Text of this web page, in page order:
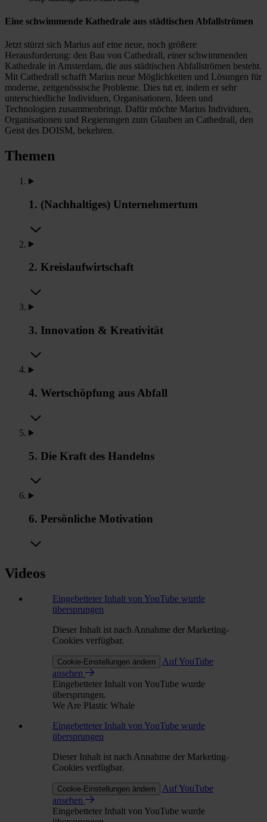
Eine schwimmende Kathedrale aus städtischen Abfallströmen
Jetzt stürzt sich Marius auf eine neue, noch größere
Herausforderung: den Bau von Cathedrall, einer schwimmenden
Kathedrale in Amsterdam, die aus städtischen Abfallströmen besteht.
Mit Cathedrall schafft Marius neue Möglichkeiten und Lösungen für
moderne, zeitgenössische Probleme. Dies tut er, indem er sehr
unterschiedliche Individuen, Organisationen, Ideen und
Technologien zusammenbringt. Dafür möchte Marius Individuen,
Organisationen und Regierungen zum Glauben an Cathedrall, den
Geist des DOISM, bekehren.
Themen
1. (Nachhaltiges) Unternehmertum
2. Kreislaufwirtschaft
3. Innovation & Kreativität
4. Wertschöpfung aus Abfall
5. Die Kraft des Handelns
6. Persönliche Motivation
Videos
Eingebetteter Inhalt von YouTube wurde
übersprungen
Dieser Inhalt ist nach Annahme der Marketing-
Cookies verfügbar.
Cookie-Einstellungen ändern
Auf YouTube
ansehen
Eingebetteter Inhalt von YouTube wurde
übersprungen.
We Are Plastic Whale
Eingebetteter Inhalt von YouTube wurde
übersprungen
Dieser Inhalt ist nach Annahme der Marketing-
Cookies verfügbar.
Cookie-Einstellungen ändern
Auf YouTube
ansehen
Eingebetteter Inhalt von YouTube wurde